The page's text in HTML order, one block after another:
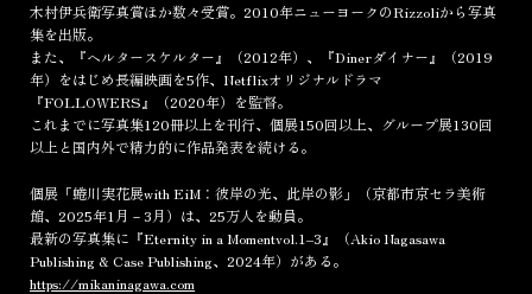
木村伊兵衛写真賞ほか数々受賞。2010年ニューヨークのRizzoliから写真
集を出版。
また、『ヘルタースケルター』（2012年）、『Dinerダイナー』（2019
年）をはじめ長編映画を5作、Netflixオリジナルドラマ
『FOLLOWERS』（2020年）を監督。
これまでに写真集120冊以上を刊行、個展150回以上、グループ展130回
以上と国内外で精力的に作品発表を続ける。
個展「蜷川実花展with EiM：彼岸の光、此岸の影」（京都市京セラ美術
館、2025年1月－3月）は、25万人を動員。
最新の写真集に『Eternity in a Momentvol.1‒3』（Akio Nagasawa
Publishing & Case Publishing、2024年）がある。
https://mikaninagawa.com